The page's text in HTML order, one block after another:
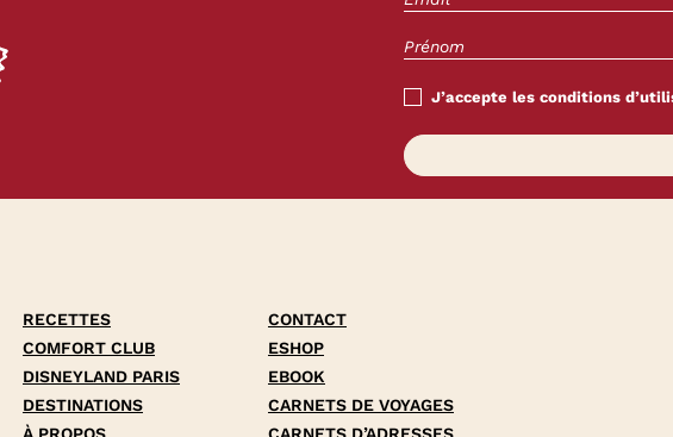
J’accepte les conditions
RECETTES
COMFORT CLUB
DISNEYLAND PARIS
DESTINATIONS
À PROPOS
CONTACT
ESHOP
EBOOK
CARNETS DE VOYAGES
CARNETS D’ADRESSES